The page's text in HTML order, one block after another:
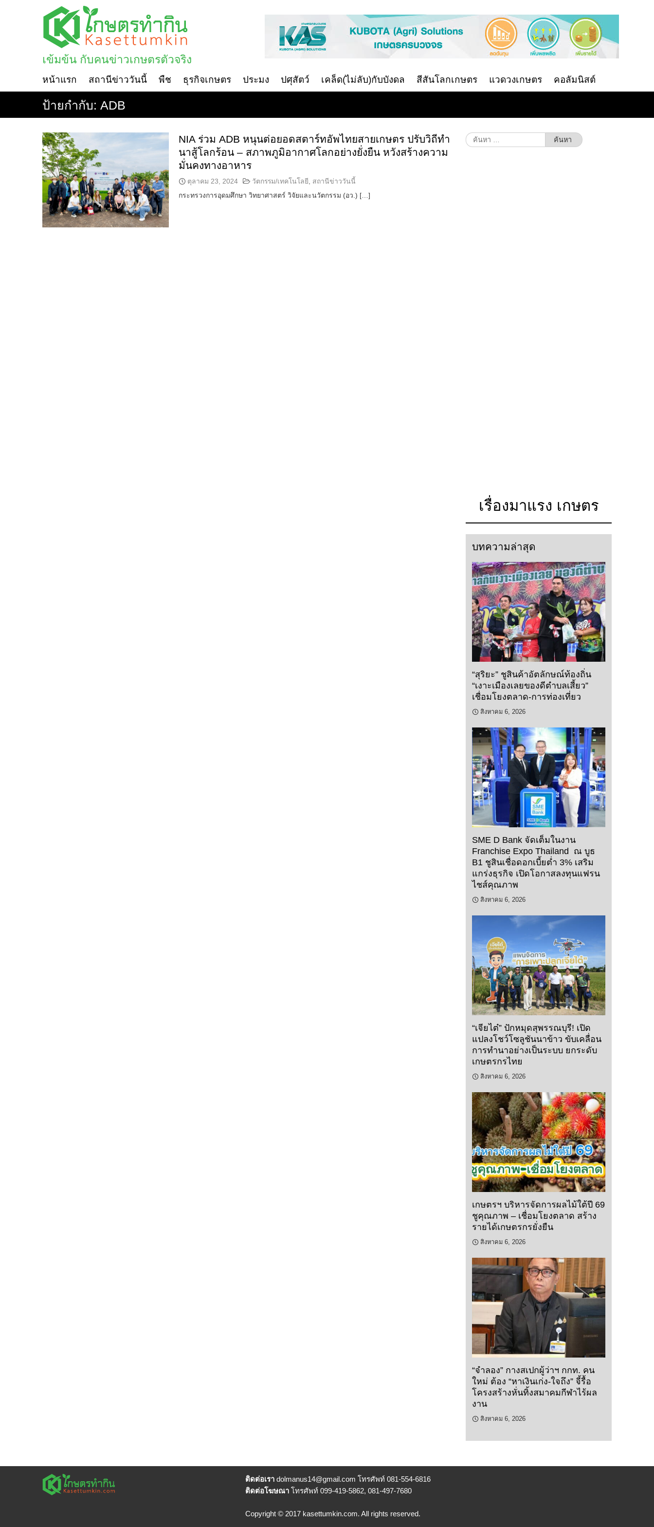
เข้มข้น กับคนข่าวเกษตรตัวจริง
หน้าแรก สถานีข่าววันนี้ พืช ธุรกิจเกษตร ประมง ปศุสัตว์ เคล็ด(ไม่ลับ)กับบังดล สีสันโลกเกษตร แวดวงเกษตร คอลัมนิสต์
ป้ายกำกับ: ADB
NIA ร่วม ADB หนุนต่อยอดสตาร์ทอัพไทยสายเกษตร ปรับวิถีทำ
นาสู้โลกร้อน – สภาพภูมิอากาศโลกอย่างยั่งยืน หวังสร้างความ
มั่นคงทางอาหาร
ตุลาคม 23, 2024 วัตกรรม/เทคโนโลยี
สถานีข่าววันนี้
กระทรวงการอุดมศึกษา วิทยาศาสตร์ วิจัยและนวัตกรรม (อว.) […]
ค้นหา
สำหรับ:
เรื่องมาแรง เกษตร
บทความล่าสุด
“สุริยะ” ชูสินค้าอัตลักษณ์ท้องถิ่น
“เงาะเมืองเลยของดีตำบลเสี้ยว”
เชื่อมโยงตลาด-การท่องเที่ยว
สิงหาคม 6, 2026
SME D Bank จัดเต็มในงาน
Franchise Expo Thailand ณ บูธ
B1 ชูสินเชื่อดอกเบี้ยต่ำ 3% เสริม
แกร่งธุรกิจ เปิดโอกาสลงทุนแฟรน
ไชส์คุณภาพ
สิงหาคม 6, 2026
“เจียไต๋” ปักหมุดสุพรรณบุรี! เปิด
แปลงโชว์โซลูชันนาข้าว ขับเคลื่อน
การทำนาอย่างเป็นระบบ ยกระดับ
เกษตรกรไทย
สิงหาคม 6, 2026
เกษตรฯ บริหารจัดการผลไม้ใต้ปี 69
ชูคุณภาพ – เชื่อมโยงตลาด สร้าง
รายได้เกษตรกรยั่งยืน
สิงหาคม 6, 2026
“จำลอง” กางสเปกผู้ว่าฯ กกท. คน
ใหม่ ต้อง “หาเงินเก่ง-ใจถึง” จี้รื้อ
โครงสร้างหั่นทิ้งสมาคมกีฬาไร้ผล
งาน
สิงหาคม 6, 2026
ติดต่อเรา dolmanus14@gmail.com โทรศัพท์ 081-554-6816
ติดต่อโฆษณา โทรศัพท์ 099-419-5862, 081-497-7680
Copyright © 2017 kasettumkin.com. All rights reserved.